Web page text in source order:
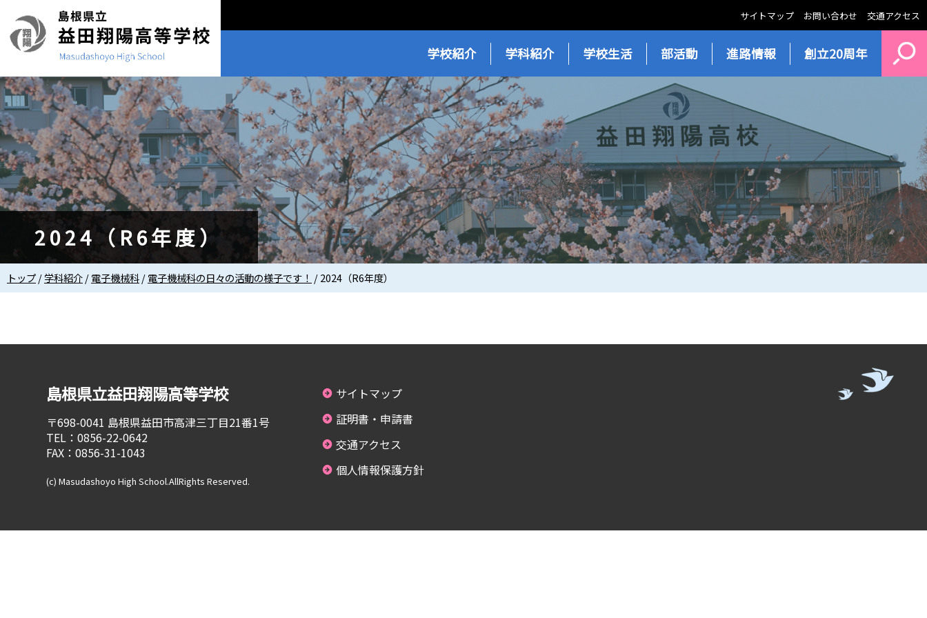
サイトマップ お問い合わせ 交通アクセス
学校紹介 学科紹介 学校生活 部活動 進路情報 創立20周年
2024（R6年度）
現
在
トップ/学科紹介/電子機械科/電子機械科の日々の活動の様子です！ /2024（R6年度）
サイトマップ
証明書・申請書
交通アクセス
個人情報保護方針
島根県立益田翔陽高等学校
〒698-0041 島根県益田市高津三丁目21番1号
TEL：0856-22-0642
FAX：0856-31-1043
(c) Masudashoyo High School.AllRights Reserved.